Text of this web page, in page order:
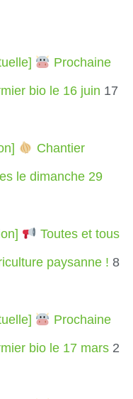
Prochaine
bio le 16 juin 17
Chantier
le dimanche 29
Toutes et tous
paysanne ! 8
Prochaine
bio le 17 mars 2